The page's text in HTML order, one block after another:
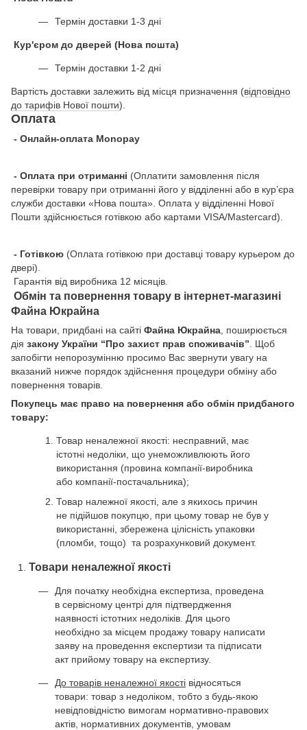
Термін доставки 1-3 дні
Кур'єром до дверей (Нова пошта)
Термін доставки 1-2 дні
Вартість доставки залежить від місця призначення (відповідно
до тарифів Нової пошти).
Оплата
- Онлайн-оплата Monopay
- Оплата при отриманні (Оплатити замовлення після
перевірки товару при отриманні його у відділенні або в кур’єра
служби доставки «Нова пошта». Оплата у відділенні Нової
Пошти здійснюється готівкою або картами VISA/Mastercard).
- Готівкою (Оплата готівкою при доставці товару курьером до
двері).
Гарантія від виробника 12 місяців.
Обмін та повернення товару в інтернет-магазині
Файна Юкрайна
На товари, придбані на сайті Файна Юкрайна, поширюється
дія закону України “Про захист прав споживачів”. Щоб
запобігти непорозумінню просимо Вас звернути увагу на
вказаний нижче порядок здійснення процедури обміну або
повернення товарів.
Покупець має право на повернення або обмін придбаного
товару:
Товар неналежної якості: несправний, має
істотні недоліки, що унеможливлюють його
використання (провина компанії-виробника
або компанії-постачальника);
Товар належної якості, але з якихось причин
не підійшов покупцю, при цьому товар не був у
використанні, збережена цілісність упаковки
(пломби, тощо) та розрахунковий документ.
Товари неналежної якості
Для початку необхідна експертиза, проведена
в сервісному центрі для підтвердження
наявності істотних недоліків. Для цього
необхідно за місцем продажу товару написати
заяву на проведення експертизи та підписати
акт прийому товару на експертизу.
До товарів неналежної якості відносяться
товари: товар з недоліком, тобто з будь-якою
невідповідністю вимогам нормативно-правових
актів, нормативних документів, умовам